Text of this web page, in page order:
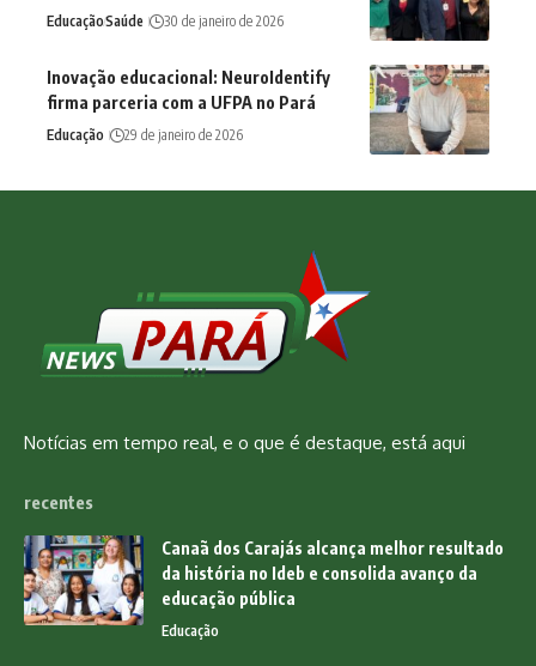
EducaçãoSaúde 30 de janeiro de 2026
Inovação educacional: NeuroIdentify
firma parceria com a UFPA no Pará
Educação 29 de janeiro de 2026
Notícias em tempo real, e o que é destaque, está aqui
recentes
Canaã dos Carajás alcança melhor resultado
da história no Ideb e consolida avanço da
educação pública
Educação